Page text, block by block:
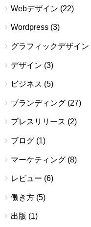
Webデザイン (22)
Wordpress (3)
グラフィックデザイン
デザイン (3)
ビジネス (5)
ブランディング (27)
プレスリリース (2)
ブログ (1)
マーケティング (8)
レビュー (6)
働き方 (5)
出版 (1)